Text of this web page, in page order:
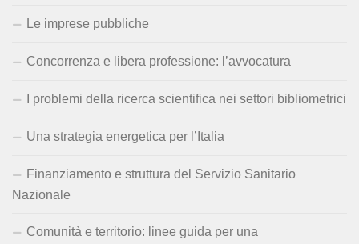
Le imprese pubbliche
Concorrenza e libera professione: l’avvocatura
I problemi della ricerca scientifica nei settori bibliometrici
Una strategia energetica per l’Italia
Finanziamento e struttura del Servizio Sanitario
Nazionale
Comunità e territorio: linee guida per una